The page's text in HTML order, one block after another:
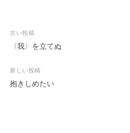
投
稿
ビ
ー
古い投稿
〈我〉を立てぬ
新しい投稿
抱きしめたい